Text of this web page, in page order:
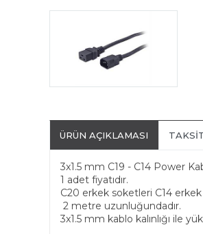
ÜRÜN AÇIKLAMASI
3x1.5 mm C19 - C14 Power
1 adet fiyatıdır.
C20 erkek soketleri C14
2 metre uzunluğundadır.
3x1.5 mm kablo kalınlığı ile